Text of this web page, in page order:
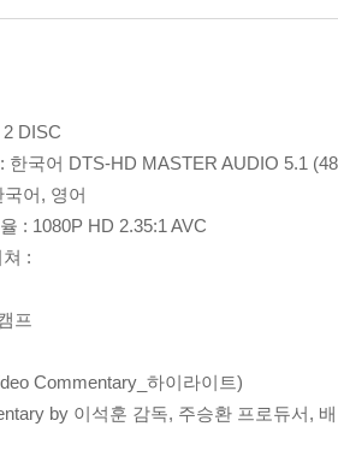
DISC
한국어 DTS-HD MASTER AUDIO 5.1
어, 영어
: 1080P HD 2.35:1 AVC
:
프
Commentary_하이라이트)
by 이석훈 감독, 주승환 프로듀서,